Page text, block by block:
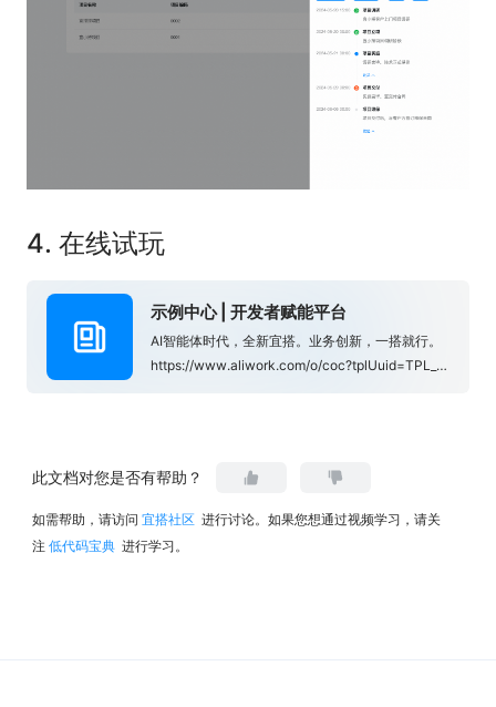
4. 在线试玩
示例中心 | 开发者赋能平台
AI智能体时代，全新宜搭。业务创新，一搭就行。
https://www.aliwork.com/o/coc?tplUuid=TPL_WQREETRK3RJ8N2VD7WHC&from=yuque_subject
此文档对您是否有帮助？
如需帮助，请访问 宜搭社区 进行讨论。如果您想通过视频学习，请关
注 低代码宝典 进行学习。